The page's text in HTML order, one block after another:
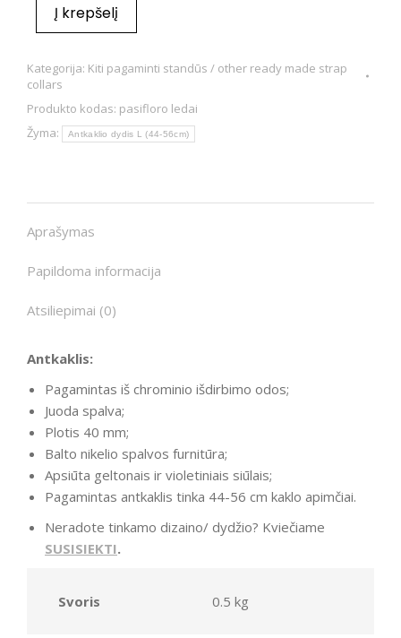
Į krepšelį
Kategorija: Kiti pagaminti standūs / other ready made strap
collars
Produkto kodas: pasifloro ledai
Žyma:
Antkaklio dydis L (44-56cm)
Aprašymas
Papildoma informacija
Atsiliepimai (0)
Antkaklis:
Pagamintas iš chrominio išdirbimo odos;
Juoda spalva;
Plotis 40 mm;
Balto nikelio spalvos furnitūra;
Apsiūta geltonais ir violetiniais siūlais;
Pagamintas antkaklis tinka 44-56 cm kaklo apimčiai.
Neradote tinkamo dizaino/ dydžio? Kviečiame
SUSISIEKTI.
Svoris 0.5 kg